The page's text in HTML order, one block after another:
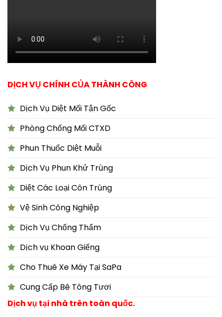
DỊCH VỤ CHÍNH CỦA THÀNH CÔNG
Dịch Vụ Diệt Mối Tận Gốc
Phòng Chống Mối CTXD
Phun Thuốc Diệt Muỗi
Dịch Vụ Phun Khử Trùng
Diệt Các Loại Côn Trùng
Vệ Sinh Công Nghiệp
Dịch Vụ Chống Thấm
Dịch vụ Khoan Giếng
Cho Thuê Xe Máy Tại SaPa
Cung Cấp Bê Tông Tươi
Dịch vụ tại nhà trên toàn quốc.